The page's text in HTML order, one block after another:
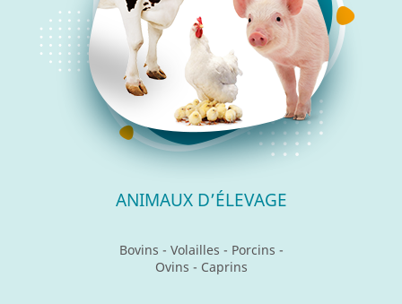
ANIMAUX D’ÉLEVAGE
Bovins - Volailles - Porcins -
Ovins - Caprins